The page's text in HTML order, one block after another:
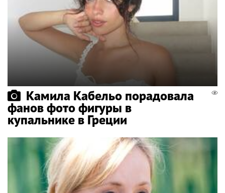
Камила Кабельо порадовала
фанов фото фигуры в
купальнике в Греции